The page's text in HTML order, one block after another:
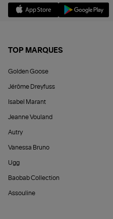
TOP MARQUES
Golden Goose
Jérôme Dreyfuss
Isabel Marant
Jeanne Vouland
Autry
Vanessa Bruno
Ugg
Baobab Collection
Assouline